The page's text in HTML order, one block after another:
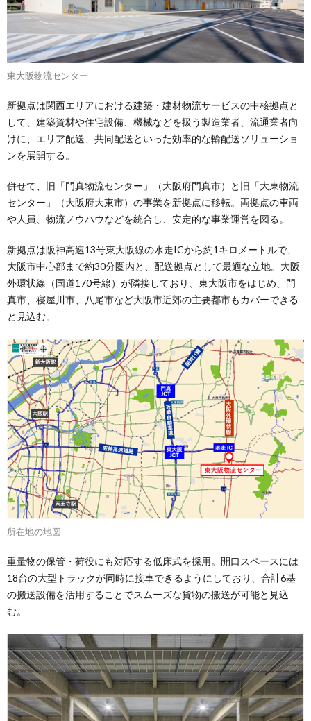
東大阪物流センター
新拠点は関西エリアにおける建築・建材物流サービスの中核拠点と
して、建築資材や住宅設備、機械などを扱う製造業者、流通業者向
けに、エリア配送、共同配送といった効率的な輸配送ソリューショ
ンを展開する。
併せて、旧「門真物流センター」（大阪府門真市）と旧「大東物流
センター」（大阪府大東市）の事業を新拠点に移転。両拠点の車両
や人員、物流ノウハウなどを統合し、安定的な事業運営を図る。
新拠点は阪神高速13号東大阪線の水走ICから約1キロメートルで、
大阪市中心部まで約30分圏内と、配送拠点として最適な立地。大阪
外環状線（国道170号線）が隣接しており、東大阪市をはじめ、門
真市、寝屋川市、八尾市など大阪市近郊の主要都市もカバーできる
と見込む。
所在地の地図
重量物の保管・荷役にも対応する低床式を採用。開口スペースには
18台の大型トラックが同時に接車できるようにしており、合計6基
の搬送設備を活用することでスムーズな貨物の搬送が可能と見込
む。